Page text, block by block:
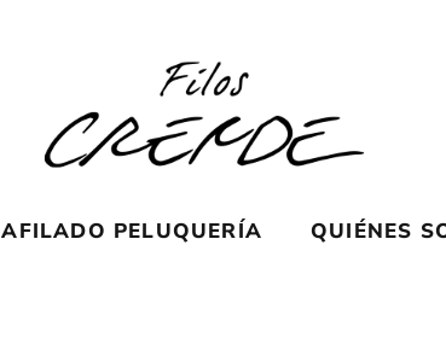
AFILADO PELUQUERÍA QUIÉNES